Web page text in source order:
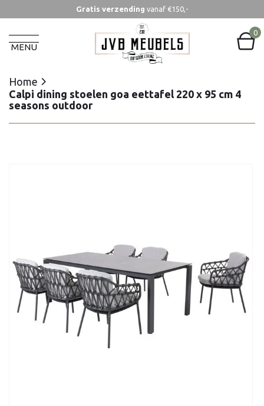
Gratis verzending vanaf €150,-
MENU
0
Home
Calpi dining stoelen goa eettafel 220 x 95 cm 4
seasons outdoor
Home
Calpi dining stoelen goa eettafel 220 x 95 cm 4
seasons outdoor